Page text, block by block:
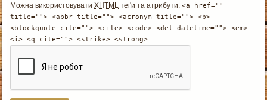
Можна використовуватиXHTML теґи та атрибути:<a href=""
title=""> <abbr title=""> <acronym title=""> <b>
<blockquote cite=""> <cite> <code> <del datetime=""> <em>
<i> <q cite=""> <strike> <strong>